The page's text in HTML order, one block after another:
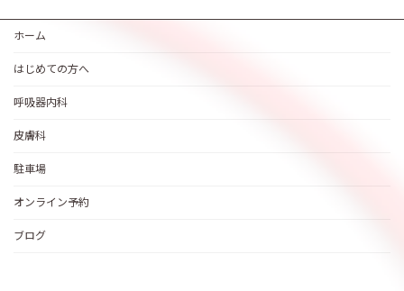
ホーム
はじめての方へ
呼吸器内科
皮膚科
駐車場
オンライン予約
ブログ